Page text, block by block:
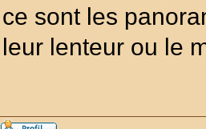
ce sont les
leur lenteur ou le